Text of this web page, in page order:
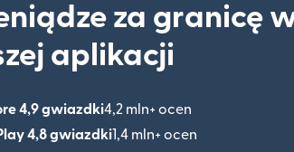
za granicę
aplikacji
4,9 gwiazdki4,2 mln+ ocen
(otwiera się w
4,8 gwiazdki1,4 mln+ ocen
(otwiera się w